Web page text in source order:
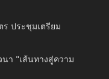
ประชุมเตรียม
นา "เส้นทางสู่ความ